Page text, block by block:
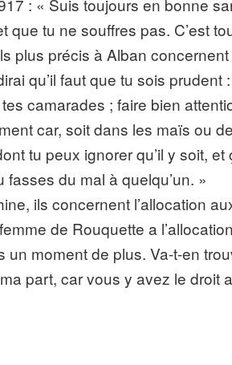
que tu ne souffres pas. C’est
plus précis à Alban
qu’il faut que tu sois
camarades ; faire bien
car, soit dans les maïs ou
tu peux ignorer qu’il y soit,
fasses du mal à quelqu’un. »
ils concernent l’allocation
de Rouquette a
un moment de plus. Va-t-en
part, car vous y avez le droit